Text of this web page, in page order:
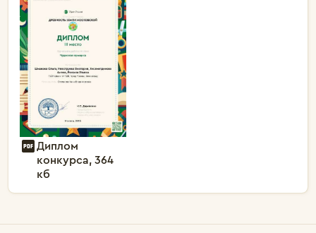
Диплом
конкурса, 364
кб